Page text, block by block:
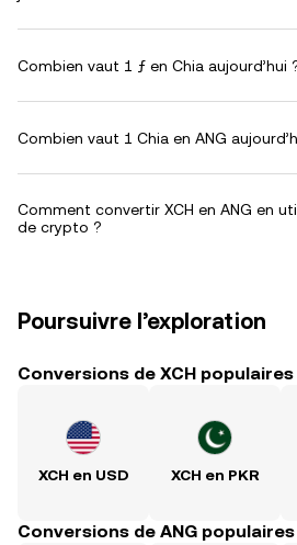
Combien vaut 1 ƒ en Chia aujourd’hui
Combien vaut 1 Chia en ANG
Comment convertir XCH en ANG en
de crypto ?
Poursuivre l’exploration
Conversions de XCH populaires
XCH en USD XCH en PKR
Conversions de ANG populaires